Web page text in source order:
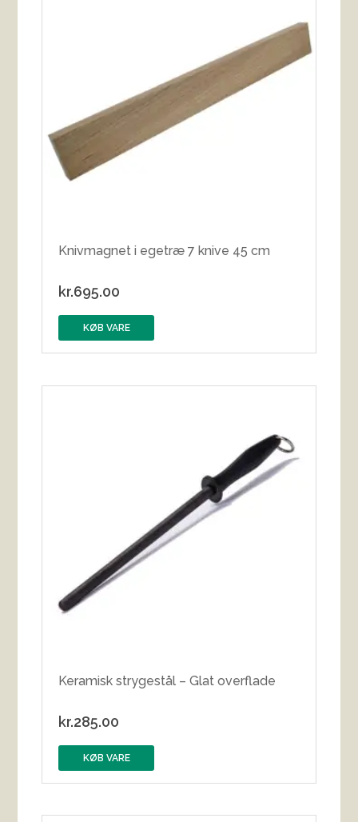
Knivmagnet i egetræ 7 knive 45 cm
kr.695.00
KØB VARE
Keramisk strygestål – Glat overflade
kr.285.00
KØB VARE